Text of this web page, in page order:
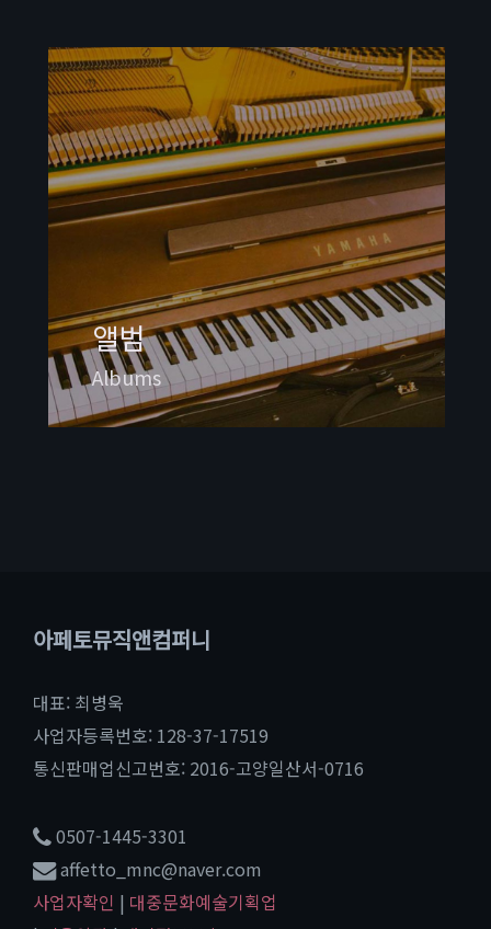
앨범
Albums
아페토뮤직앤컴퍼니
대표: 최병욱
사업자등록번호: 128-37-17519
통신판매업신고번호: 2016-고양일산서-0716
0507-1445-3301
affetto_mnc@naver.com
사업자확인 | 대중문화예술기획업